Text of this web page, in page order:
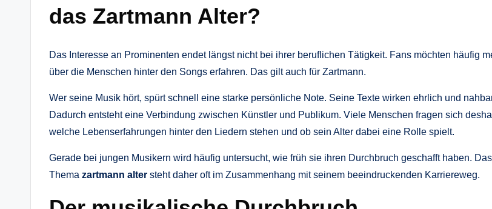
das Zartmann Alter?
Das Interesse an Prominenten endet längst nicht bei ihrer beruflichen Tätigkeit. Fans möchten häufig
über die Menschen hinter den Songs erfahren. Das gilt auch für Zartmann.
Wer seine Musik hört, spürt schnell eine starke persönliche Note. Seine Texte wirken ehrlich und
Dadurch entsteht eine Verbindung zwischen Künstler und Publikum. Viele Menschen fragen sich
welche Lebenserfahrungen hinter den Liedern stehen und ob sein Alter dabei eine Rolle spielt.
Gerade bei jungen Musikern wird häufig untersucht, wie früh sie ihren Durchbruch geschafft haben. Das
Thema zartmann alter steht daher oft im Zusammenhang mit seinem beeindruckenden Karriereweg.